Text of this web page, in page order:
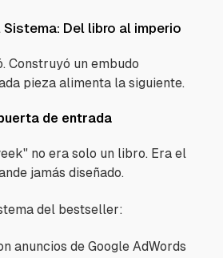
Del libro al imperio
Construyó un embudo
pieza alimenta la siguiente.
de entrada
no era solo un libro. Era el
jamás diseñado.
del bestseller:
anuncios de Google AdWords